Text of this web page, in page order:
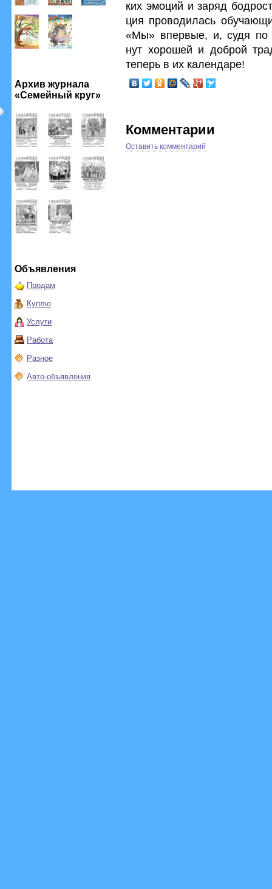
Архив журнала
«Семейный круг»
Объявления
Продам
Куплю
Услуги
Работа
Разное
Авто-объявления
ких эмоций и заряд
ция проводилась
«Мы» впервые, и, судя по
нут хорошей и доброй
теперь в их календаре!
Комментарии
Оставить комментарий